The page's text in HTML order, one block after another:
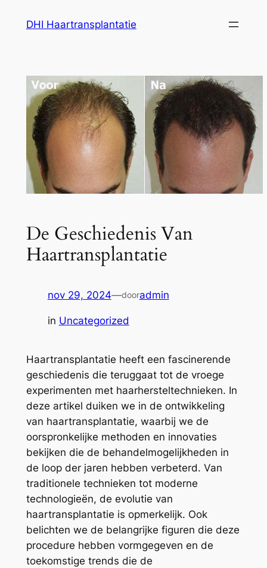
DHI Haartransplantatie
De Geschiedenis Van
Haartransplantatie
nov 29, 2024—dooradmin
in Uncategorized
Haartransplantatie heeft een fascinerende
geschiedenis die teruggaat tot de vroege
experimenten met haarhersteltechnieken. In
deze artikel duiken we in de ontwikkeling
van haartransplantatie, waarbij we de
oorspronkelijke methoden en innovaties
bekijken die de behandelmogelijkheden in
de loop der jaren hebben verbeterd. Van
traditionele technieken tot moderne
technologieën, de evolutie van
haartransplantatie is opmerkelijk. Ook
belichten we de belangrijke figuren die deze
procedure hebben vormgegeven en de
toekomstige trends die de